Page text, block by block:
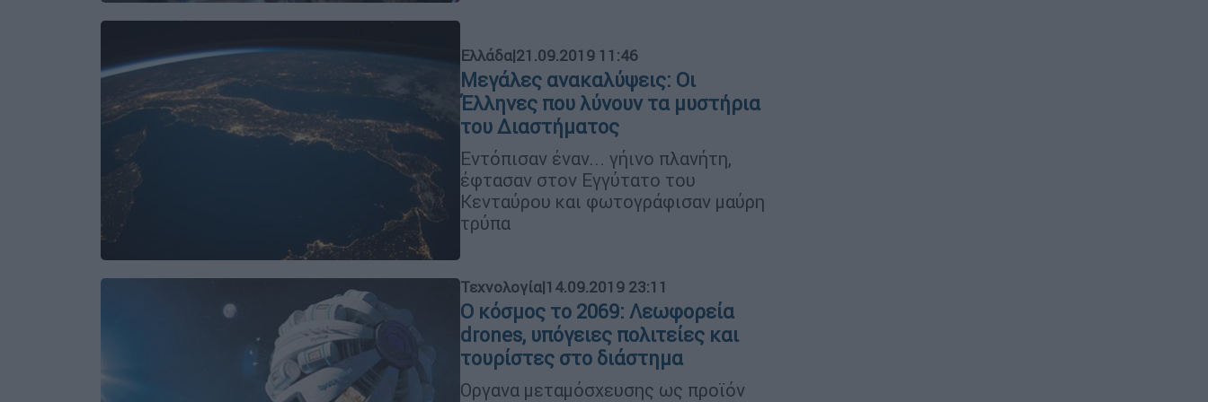
Ελλάδα|21.09.2019 11:46
Μεγάλες ανακαλύψεις: Οι
Έλληνες που λύνουν τα μυστήρια
του Διαστήματος
Εντόπισαν έναν... γήινο πλανήτη,
έφτασαν στον Εγγύτατο του
Κενταύρου και φωτογράφισαν μαύρη
τρύπα
Τεχνολογία|14.09.2019 23:11
Ο κόσμος το 2069: Λεωφορεία
drones, υπόγειες πολιτείες και
τουρίστες στο διάστημα
Οργανα μεταμόσχευσης ως προϊόν